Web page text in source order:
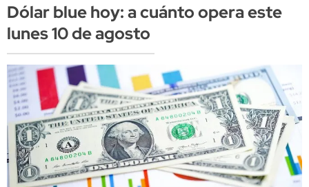
Dólar blue hoy: a cuánto opera este
lunes 10 de agosto